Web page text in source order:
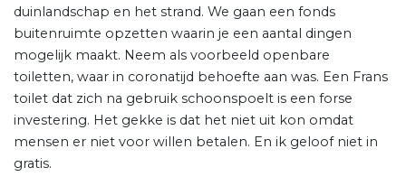
duinlandschap en het strand. We gaan een fonds
buitenruimte opzetten waarin je een aantal dingen
mogelijk maakt. Neem als voorbeeld openbare
toiletten, waar in coronatijd behoefte aan was. Een Frans
toilet dat zich na gebruik schoonspoelt is een forse
investering. Het gekke is dat het niet uit kon omdat
mensen er niet voor willen betalen. En ik geloof niet in
gratis.